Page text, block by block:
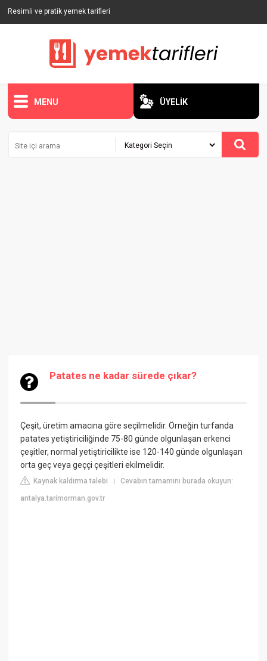
Resimli ve pratik yemek tarifleri
MENU ÜYELİK
Patates ne kadar sürede çıkar?
Çeşit, üretim amacına göre seçilmelidir. Örneğin turfanda
patates yetiştiriciliğinde 75-80 günde olgunlaşan erkenci
çeşitler, normal yetiştiricilikte ise 120-140 günde olgunlaşan
orta geç veya geççi çeşitleri ekilmelidir.
Kaynak kaldırma talebi |Cevabın tamamını burada okuyun:
antalya.tarimorman.gov.tr